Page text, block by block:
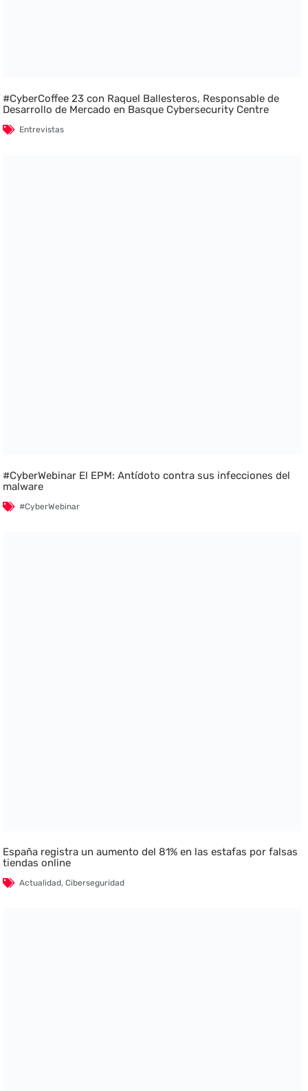
#CyberCoffee 23 con Raquel Ballesteros, Responsable de
Desarrollo de Mercado en Basque Cybersecurity Centre
Entrevistas
#CyberWebinar El EPM: Antídoto contra sus infecciones del
malware
#CyberWebinar
España registra un aumento del 81% en las estafas por falsas
tiendas online
Actualidad,Ciberseguridad